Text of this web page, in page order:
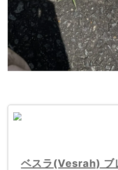
ベスラ(Vesrah) ブ